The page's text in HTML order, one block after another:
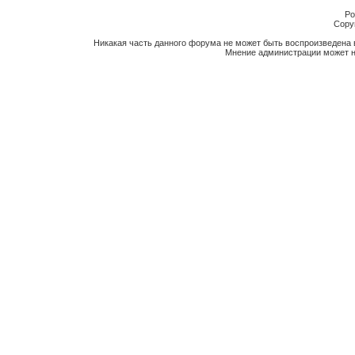
Никакая часть данного форума не может быть
Мнение администрации может